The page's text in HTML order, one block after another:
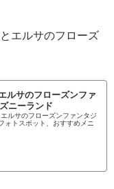
エルサのフローズ
ルサのフローズンファ
ニーランド
ルサのフローズンファンタジ
ォトスポット、おすすめメニ